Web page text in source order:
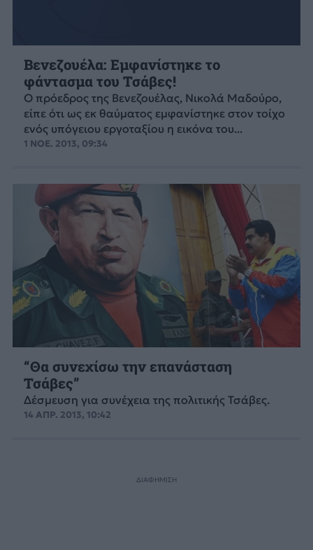
Βενεζουέλα: Εμφανίστηκε το
φάντασμα του Τσάβες!
Ο πρόεδρος της Βενεζουέλας, Νικολά Μαδούρο,
είπε ότι ως εκ θαύματος εμφανίστηκε στον τοίχο
ενός υπόγειου εργοταξίου η εικόνα του...
1 ΝΟΕ. 2013, 09:34
“Θα συνεχίσω την επανάσταση
Τσάβες”
Δέσμευση για συνέχεια της πολιτικής Τσάβες.
14 ΑΠΡ. 2013, 10:42
ΔΙΑΦΗΜΙΣΗ